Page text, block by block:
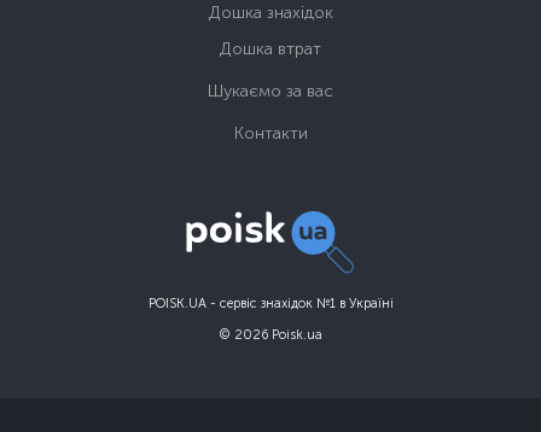
POISK.UA - сервіс знахідок №1 в Україні
© 2026 Poisk.ua
Дошка знахідок
Дошка втрат
Шукаємо за вас
Контакти